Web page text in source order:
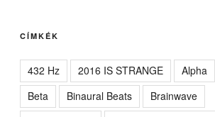
CÍMKÉK
432 Hz 2016 IS STRANGE
Alpha
Beta
Binaural Beats
Brainwave